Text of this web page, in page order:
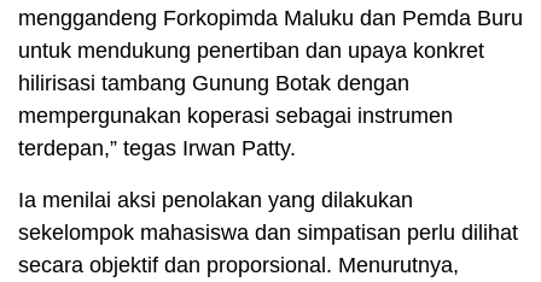
menggandeng Forkopimda Maluku dan Pemda Buru
untuk mendukung penertiban dan upaya konkret
hilirisasi tambang Gunung Botak dengan
mempergunakan koperasi sebagai instrumen
terdepan,” tegas Irwan Patty.
Ia menilai aksi penolakan yang dilakukan
sekelompok mahasiswa dan simpatisan perlu dilihat
secara objektif dan proporsional. Menurutnya,